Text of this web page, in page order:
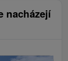
nacházejí